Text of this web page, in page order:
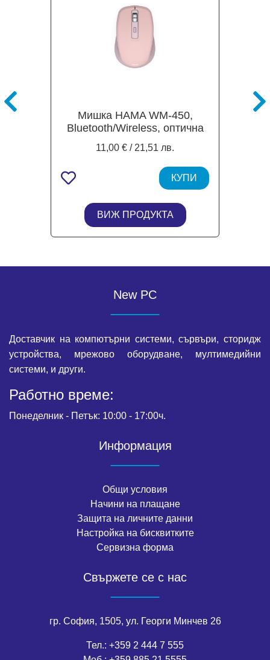
Мишка HAMA WM-450,
Bluetooth/Wireless, оптична
розова
11,00 € / 21,51 лв.
КУПИ
ВИЖ ПРОДУКТА
New PC
Доставчик на компютърни системи, сървъри, сторидж
устройства, мрежово оборудване, мултимедийни
системи, и други.
Работно време:
Понеделник - Петък: 10:00 - 17:00ч.
Информация
Общи условия
Начини на плащане
Защита на личните данни
Настройка на бисквитките
Сервизна форма
Свържете се с нас
гр. София, 1505, ул. Георги Минчев 26
Тел.: +359 2 444 7 555